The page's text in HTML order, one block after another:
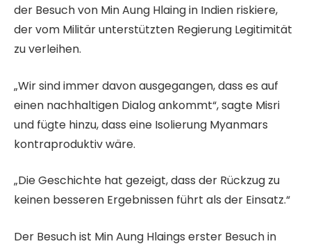
i
k
e
n
der Besuch von Min Aung Hlaing in Indien riskiere,
der vom Militär unterstützten Regierung Legitimität
zu verleihen.
„Wir sind immer davon ausgegangen, dass es auf
einen nachhaltigen Dialog ankommt“, sagte Misri
und fügte hinzu, dass eine Isolierung Myanmars
kontraproduktiv wäre.
„Die Geschichte hat gezeigt, dass der Rückzug zu
keinen besseren Ergebnissen führt als der Einsatz.“
Der Besuch ist Min Aung Hlaings erster Besuch in